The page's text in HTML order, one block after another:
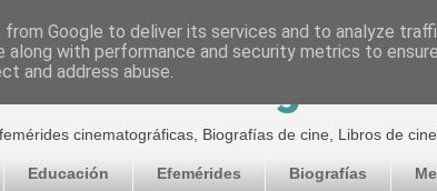
cinematográfico
cinematográficas, Biografías de cine, Libros de
Educación Efemérides Biografías
Google to deliver its services and to analyze
along with performance and security metrics to
and address abuse.